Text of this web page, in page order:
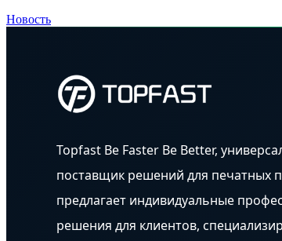
Новость
Topfast Be Faster Be Better,
поставщик решений для печатных
предлагает индивидуальные
решения для клиентов,